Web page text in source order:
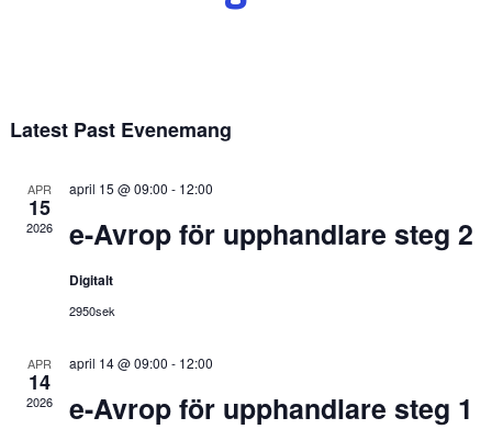
Latest Past Evenemang
APR
15
2026
april 15 @ 09:00 - 12:00
e-Avrop för upphandlare steg 2
Digitalt
2950sek
APR
14
2026
april 14 @ 09:00 - 12:00
e-Avrop för upphandlare steg 1